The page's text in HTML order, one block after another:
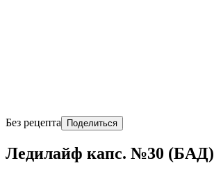
Без рецепта Поделиться
Ледилайф капс. №30 (БАД)